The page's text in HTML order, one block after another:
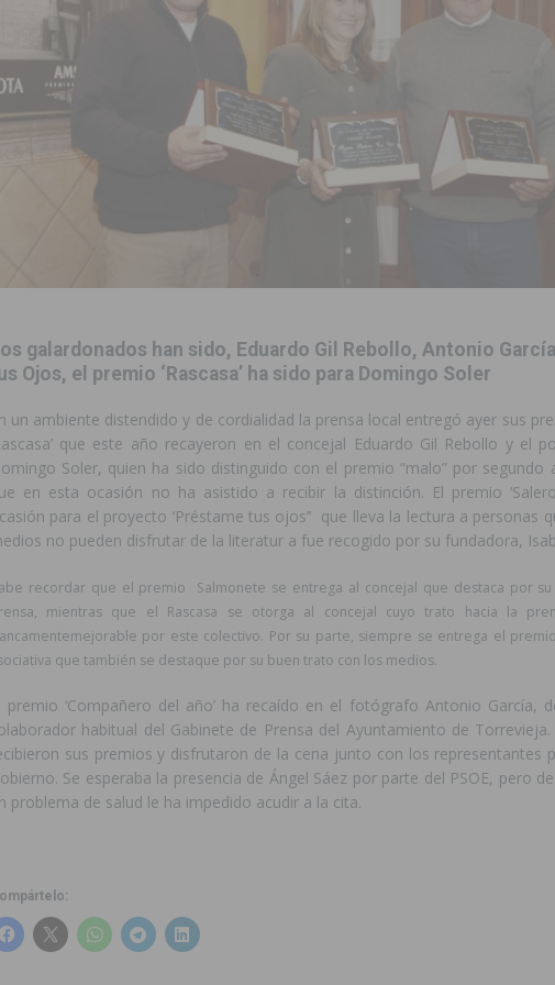
día de vaquillas dentro de sus Fiestas Patronales en honor a San Joaquín 2026
desembarca en Torrevieja de la mano de La Trend Festival
TORREVIEJA
Albatera moviliza medios terrestres y aéreos
COMARCA
éxito el curso de Monitor de Comedor Escolar, Aula Matinal y Ruta Escolar del
soluciones para garantizar la seguridad y la continuidad educativa del alumnado del
de finales de 2026 tras superar los 78.000 espectadores
TORREVIEJA
observar el eclipse solar del 12 de agosto con protección homologada y a planificar
informativa sobre los recursos disponibles para las mujeres víctimas de violencia
galardonados han sido, Eduardo Gil Rebollo, Antonio
Ojos, el premio ‘Rascasa’ ha sido para Domingo Soler
un ambiente distendido y de cordialidad la prensa local entregó ayer sus
que este año recayeron en el concejal Eduardo Gil Rebollo y el
Soler, quien ha sido distinguido con el premio “malo” por segundo
en esta ocasión no ha asistido a recibir la distinción. El premio
para el proyecto ‘Préstame tus ojos’’ que lleva la lectura a personas
no pueden disfrutar de la literatur a fue recogido por su fundadora,
recordar que el premio Salmonete se entrega al concejal que destaca por
mientras que el Rascasa se otorga al concejal cuyo trato hacia la
por este colectivo. Por su parte, siempre se entrega el
que también se destaque por su buen trato con los medios.
premio ‘Compañero del año’ ha recaído en el fotógrafo Antonio García,
habitual del Gabinete de Prensa del Ayuntamiento de
sus premios y disfrutaron de la cena junto con los representantes
Se esperaba la presencia de Ángel Sáez por parte del PSOE, pero
problema de salud le ha impedido acudir a la cita.